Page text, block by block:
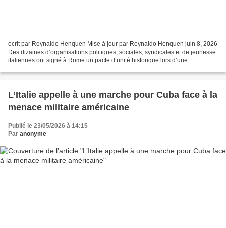
écrit par Reynaldo Henquen Mise à jour par Reynaldo Henquen juin 8, 2026
Des dizaines d’organisations politiques, sociales, syndicales et de jeunesse
italiennes ont signé à Rome un pacte d’unité historique lors d’une
L’Italie appelle à une marche pour Cuba face à la
menace militaire américaine
Publié le 23/05/2026 à 14:15
Par anonyme